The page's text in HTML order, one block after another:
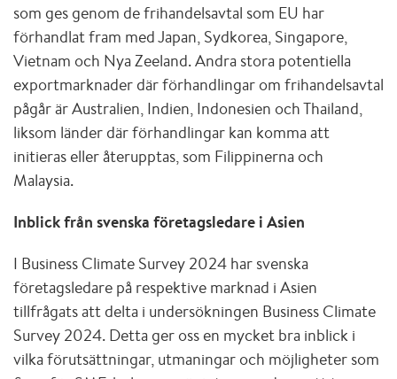
som ges genom de frihandelsavtal som EU har
förhandlat fram med Japan, Sydkorea, Singapore,
Vietnam och Nya Zeeland. Andra stora potentiella
exportmarknader där förhandlingar om frihandelsavtal
pågår är Australien, Indien, Indonesien och Thailand,
liksom länder där förhandlingar kan komma att
initieras eller återupptas, som Filippinerna och
Malaysia.
Inblick från svenska företagsledare i Asien
I Business Climate Survey 2024 har svenska
företagsledare på respektive marknad i Asien
tillfrågats att delta i undersökningen Business Climate
Survey 2024. Detta ger oss en mycket bra inblick i
vilka förutsättningar, utmaningar och möjligheter som